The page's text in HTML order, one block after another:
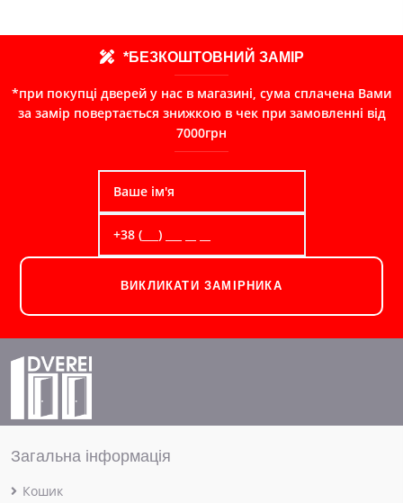
*БЕЗКОШТОВНИЙ ЗАМІР
*при покупці дверей у нас в магазині, сума сплачена Вами
за замір повертається знижкою в чек при замовленні від
7000грн
ВИКЛИКАТИ ЗАМІРНИКА
Загальна інформація
Кошик